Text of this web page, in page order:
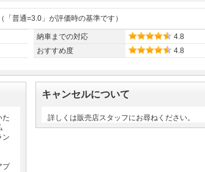
（「普通=3.0」が評価時の基準です）
納車までの対応
4.8
おすすめ度
4.8
た
ン
プ
キャンセルについて
詳しくは販売店スタッフにお尋ねください。